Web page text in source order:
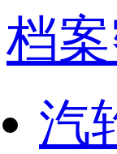
档
汽